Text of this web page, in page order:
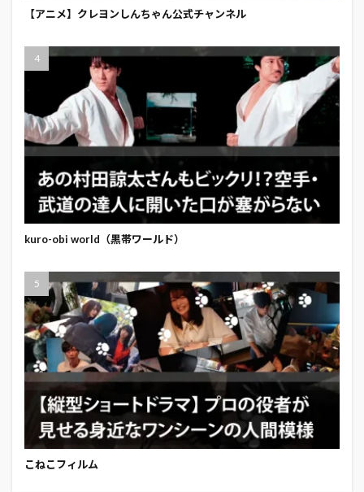
【アニメ】クレヨンしんちゃん公式チャンネル
kuro-obi world（黒帯ワールド）
こねこフィルム